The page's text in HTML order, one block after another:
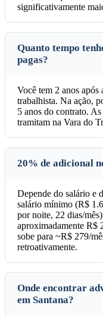
significativamente
Quanto tempo
pagas?
Você tem 2 anos após
trabalhista. Na ação,
5 anos do contrato. As
tramitam na Vara do
20% de adicional
Depende do salário e
salário mínimo (R$
por noite, 22 dias/
aproximadamente R$
sobe para ~R$ 279/
retroativamente.
Onde encontrar
em Santana?